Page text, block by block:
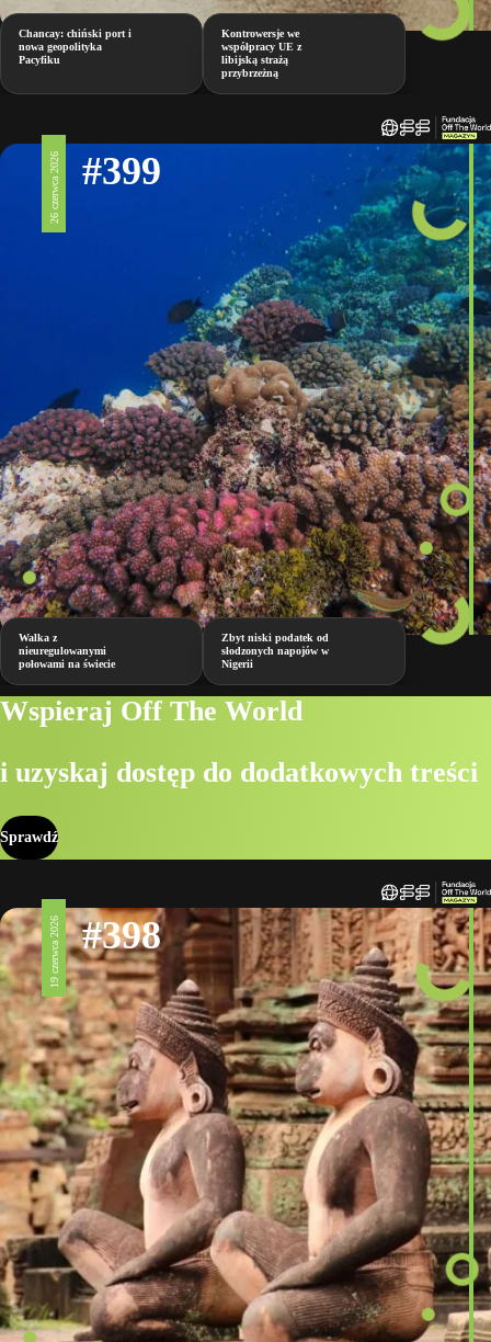
Chancay: chiński port i
nowa geopolityka
Pacyfiku
Kontrowersje we
współpracy UE z
libijską strażą
przybrzeżną
26 czerwca 2026 #399
Walka z
nieuregulowanymi
połowami na świecie
Zbyt niski podatek od
słodzonych napojów w
Nigerii
Wspieraj Off The World
i uzyskaj dostęp do dodatkowych treści
Sprawdź
19 czerwca 2026 #398